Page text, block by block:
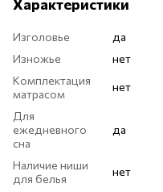
Характеристики
Изголовье
да
Изножье
нет
Комплектация
матрасом
нет
Для
ежедневного
сна
да
Наличие ниши
для белья
нет